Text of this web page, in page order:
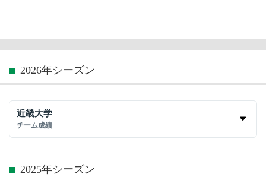
2026年シーズン
近畿大学
チーム成績
2025年シーズン